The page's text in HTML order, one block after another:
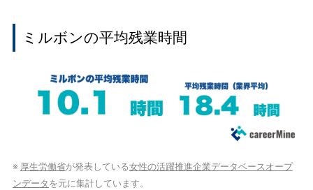
ミルボンの平均残業時間
※ 厚生労働省が発表している女性の活躍推進企業データベースオープ
ンデータ を元に集計しています。